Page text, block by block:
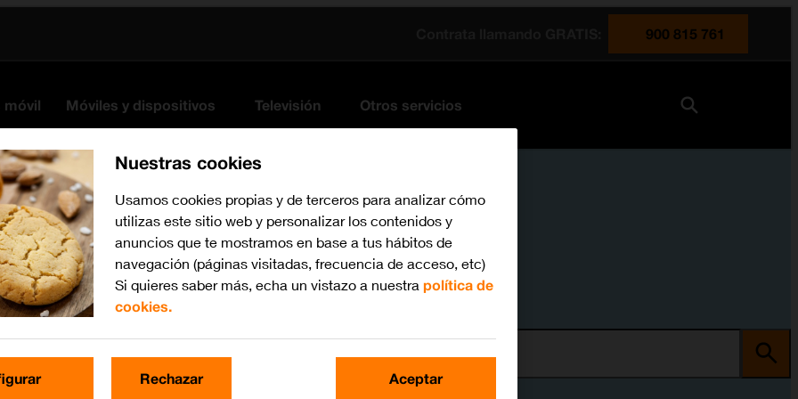
900 815 761
móvil Móviles y dispositivos Televisión Otros servicios
Nuestras cookies
Usamos cookies propias y de terceros para analizar cómo
utilizas este sitio web y personalizar los contenidos y
anuncios que te mostramos en base a tus hábitos de
navegación (páginas visitadas, frecuencia de acceso, etc)
Si quieres saber más, echa un vistazo a nuestra política de
cookies.
Rechazar Aceptar